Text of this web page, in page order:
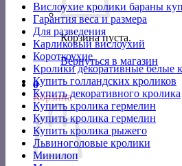
Корзина пуста.
Вернуться в магазин
0
Корзина
Вислоухие кролики бараны
Гарантия веса и размера
Для разведения
Карликовый вислоухий
Короткоухие
Кролики декоративные белые
Купить голландских кроликов
Купить декоративного кролика
Купить кролика гермелин
Купить кролика гермелин
Купить кролика рыжего
Львиноголовые кролики
Минилоп